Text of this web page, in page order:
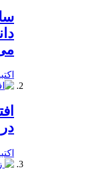
اکتبر 22,
اکتبر 22,